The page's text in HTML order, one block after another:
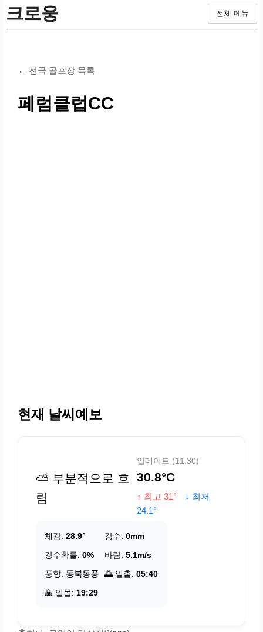
크로웅 전체 메뉴
← 전국 골프장 목록
페럼클럽CC
현재 날씨예보
⛅ 부분적으로 흐
림
업데이트 (11:30)
30.8°C
↑ 최고 31°
↓ 최저
24.1°
체감: 28.9° 강수: 0mm
강수확률: 0% 바람: 5.1m/s
풍향: 동북동풍 🌅 일출: 05:40
🌇 일몰: 19:29